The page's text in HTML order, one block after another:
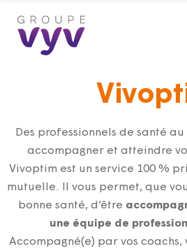
Des professionnels de santé
accompagner et atteindre
Vivoptim est un service 100 %
mutuelle. Il vous permet, que
bonne santé, d’être
une équipe de
Accompagné(e) par vos coachs,